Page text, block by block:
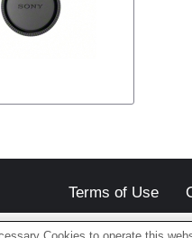
Terms of Use